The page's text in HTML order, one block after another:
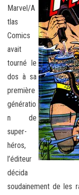
Marvel/A
tlas
Comics
avait
tourné le
dos à sa
première
génératio
n de
super-
héros,
l’éditeur
décida
soudainement de les